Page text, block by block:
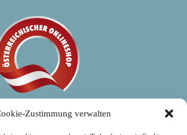
Zustimmung verwalten